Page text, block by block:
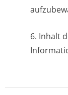
6. Inhalt